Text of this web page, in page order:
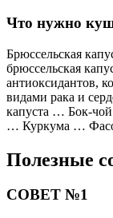
Что нужно
Брюссельская
брюссельская
антиоксидантов,
видами рака и
капуста … Бок-
… Куркума …
Полезные
СОВЕТ №1